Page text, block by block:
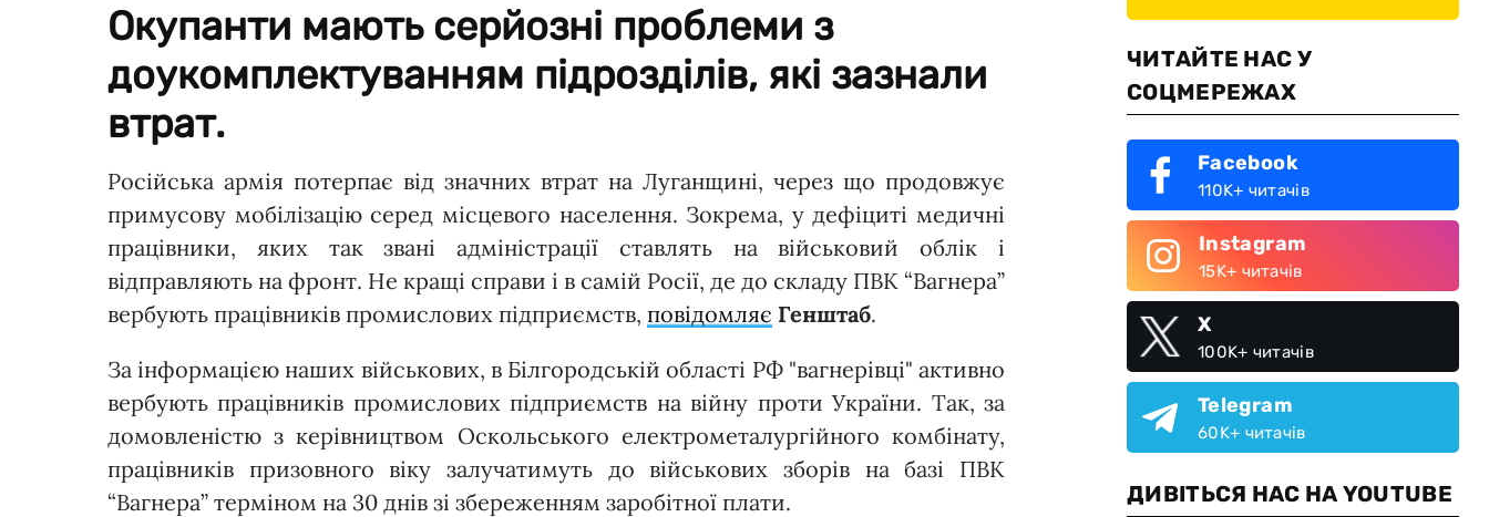
Окупанти мають серйозні проблеми з
доукомплектуванням підрозділів, які зазнали
втрат.
Російська армія потерпає від значних втрат на Луганщині, через що продовжує
примусову мобілізацію серед місцевого населення. Зокрема, у дефіциті медичні
працівники, яких так звані адміністрації ставлять на військовий облік і
відправляють на фронт. Не кращі справи і в самій Росії, де до складу ПВК “Вагнера”
вербують працівників промислових підприємств, повідомляє Генштаб.
За інформацією наших військових, в Білгородській області РФ "вагнерівці" активно
вербують працівників промислових підприємств на війну проти України. Так, за
домовленістю з керівництвом Оскольського електрометалургійного комбінату,
працівників призовного віку залучатимуть до військових зборів на базі ПВК
“Вагнера” терміном на 30 днів зі збереженням заробітної плати.
ЧИТАЙТЕ НАС У
СОЦМЕРЕЖАХ
Facebook
110K+ читачів
Instagram
15K+ читачів
X
100K+ читачів
Telegram
60K+ читачів
ДИВІТЬСЯ НАС НА YOUTUBE